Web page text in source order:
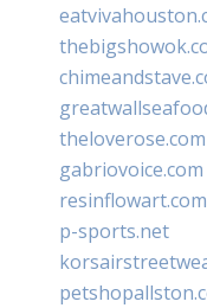
theloverose.com
gabriovoice.com
resinflowart.com
p-sports.net